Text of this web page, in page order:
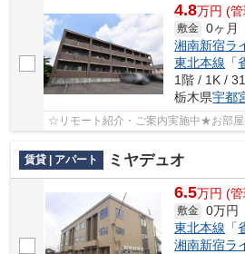
4.8万円 (
敷金 0ヶ月
湘南新宿ラ
東北本線 「
1階 / 1K /
栃木県宇都
☆リモート紹介・ご案内実施中★お部屋
賃貸 | アパート ミヤデュオ
6.5万円 (
敷金 0万円
東北本線 「
湘南新宿ラ